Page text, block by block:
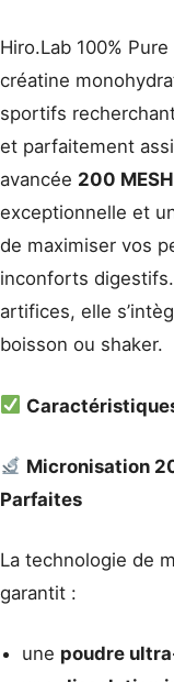
Hiro.Lab 100%
créatine
sportifs
et parfaitement
avancée 200 MESH
exceptionnelle et
de maximiser vos
inconforts
artifices, elle
boisson ou shaker.
Micronisation
Parfaites
La technologie de
garantit :
une poudre